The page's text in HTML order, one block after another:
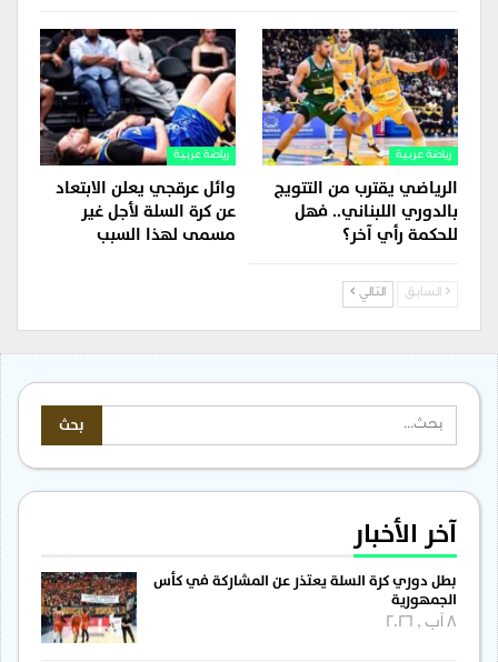
رياضة عربية
الرياضي يقترب من التتويج
بالدوري اللبناني.. فهل
للحكمة رأي آخر؟
رياضة عربية
وائل عرقجي يعلن الابتعاد
عن كرة السلة لأجل غير
مسمى لهذا السبب
السابق التالي
آخر الأخبار
بطل دوري كرة السلة يعتذر عن المشاركة في كأس
الجمهورية